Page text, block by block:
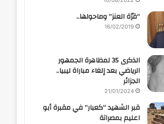
“قرّة العنز” وماحولها..
16/02/2019
الذكرى 35 لمظاهرة الجمهور
الرياضي بعد إلغاء مباراة ليبيا..
الجزائر
21/01/2024
قبر الشهيد “كعبار” في مقبرة أبو
اعليم بمصراتة